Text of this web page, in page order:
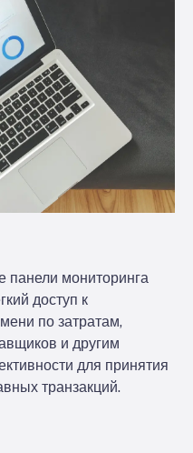
панели мониторинга
доступ к
по затратам,
и другим
для принятия
транзакций.